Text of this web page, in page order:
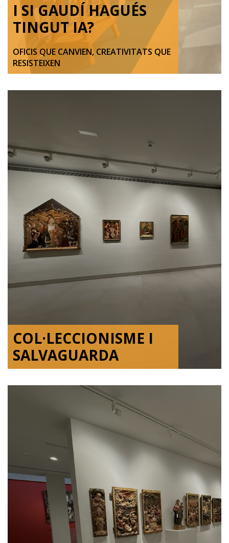
I SI GAUDÍ HAGUÉS
TINGUT IA?
OFICIS QUE CANVIEN, CREATIVITATS QUE
RESISTEIXEN
COL·LECCIONISME I
SALVAGUARDA